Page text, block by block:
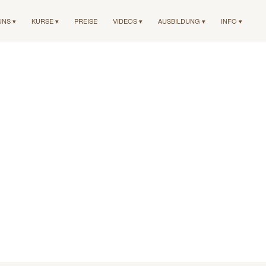
▾ KURSE ▾ PREISE VIDEOS ▾ AUSBILDUNG ▾ INFO ▾